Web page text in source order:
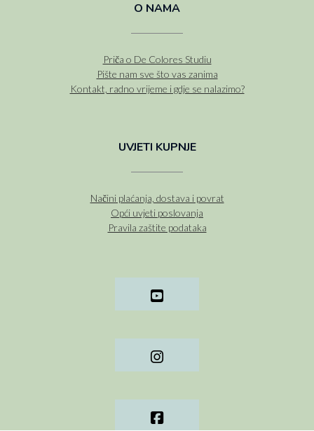
O NAMA
Priča o De Colores Studiu
Pište nam sve što vas zanima
Kontakt, radno vrijeme i gdje se nalazimo?
UVJETI KUPNJE
Načini plaćanja, dostava i povrat
Opći uvjeti poslovanja
Pravila zaštite podataka